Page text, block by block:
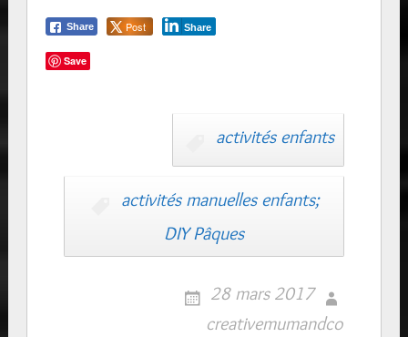
Share Post Share
Save
activités enfants
activités manuelles enfants;
DIY Pâques
28 mars 2017
creativemumandco